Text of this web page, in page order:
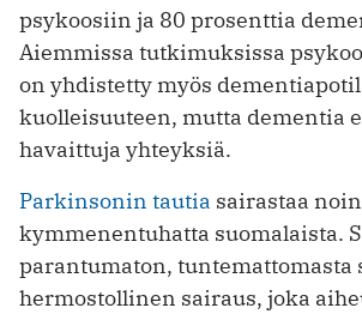
psykoosiin ja 80 prosenttia
Aiemmissa tutkimuksissa
on yhdistetty myös
kuolleisuuteen, mutta dementia
havaittuja yhteyksiä.
Parkinsonin tautia sairastaa noin
kymmenentuhatta suomalaista.
parantumaton, tuntemattomasta
hermostollinen sairaus, joka